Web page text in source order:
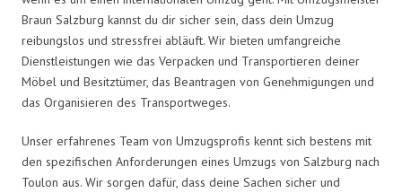
Braun Salzburg kannst du dir sicher sein, dass dein Umzug
reibungslos und stressfrei abläuft. Wir bieten umfangreiche
Dienstleistungen wie das Verpacken und Transportieren deiner
Möbel und Besitztümer, das Beantragen von Genehmigungen und
das Organisieren des Transportweges.
Unser erfahrenes Team von Umzugsprofis kennt sich bestens mit
den spezifischen Anforderungen eines Umzugs von Salzburg nach
Toulon aus. Wir sorgen dafür, dass deine Sachen sicher und